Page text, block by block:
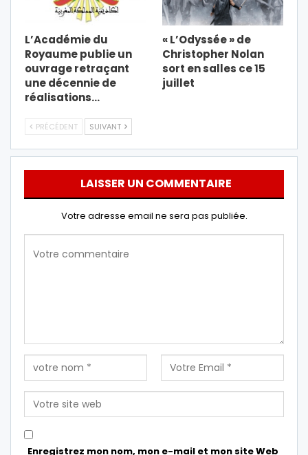
L’Académie du
Royaume publie un
ouvrage retraçant
une décennie de
réalisations…
« L’Odyssée » de
Christopher Nolan
sort en salles ce 15
juillet
PRÉCÉDENT SUIVANT
LAISSER UN COMMENTAIRE
Votre adresse email ne sera pas publiée.
Enregistrez mon nom, mon e-mail et mon site Web